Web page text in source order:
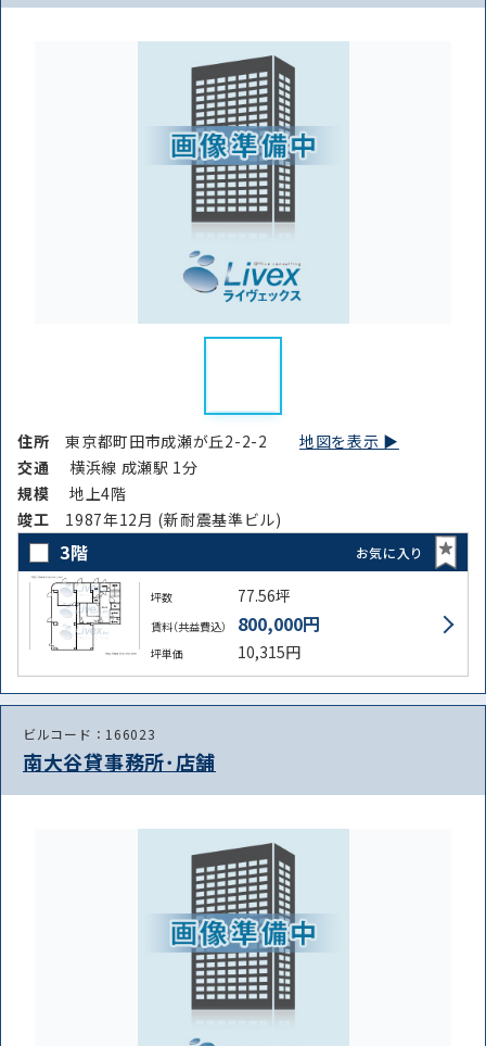
住所東京都町田市成瀬が丘2-2-2地図を表示 ▶︎
交通
横浜線 成瀬駅 1分
規模
地上4階
竣⼯ 1987年12月 (新耐震基準ビル)
3階 お気に入り
坪数 77.56坪
賃料（共益費込） 800,000円
坪単価 10,315円
ビルコード：166023
南大谷貸事務所･店舗